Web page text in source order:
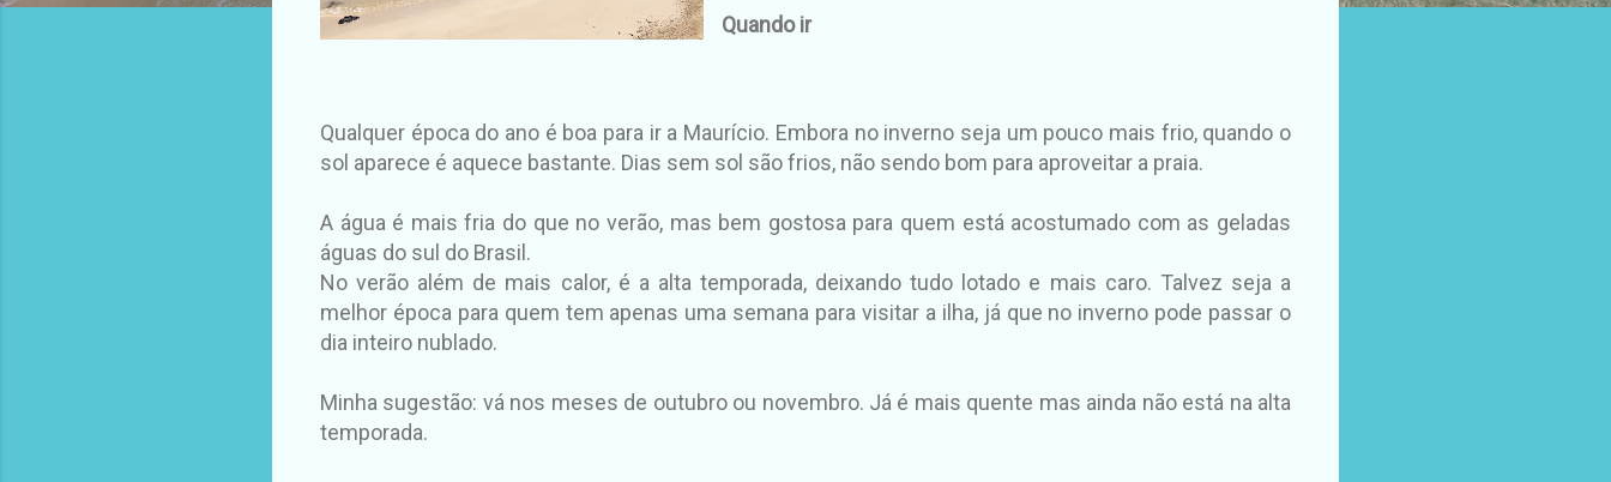
Quando ir
Qualquer época do ano é boa para ir a Maurício. Embora no inverno seja um pouco mais frio, quando o
sol aparece é aquece bastante. Dias sem sol são frios, não sendo bom para aproveitar a praia.
A água é mais fria do que no verão, mas bem gostosa para quem está acostumado com as geladas
águas do sul do Brasil.
No verão além de mais calor, é a alta temporada, deixando tudo lotado e mais caro. Talvez seja a
melhor época para quem tem apenas uma semana para visitar a ilha, já que no inverno pode passar o
dia inteiro nublado.
Minha sugestão: vá nos meses de outubro ou novembro. Já é mais quente mas ainda não está na alta
temporada.